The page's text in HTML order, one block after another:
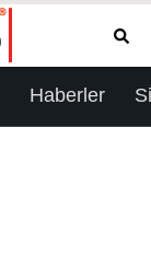
Haberler